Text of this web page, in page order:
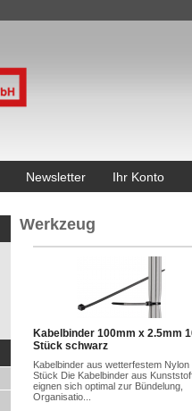
Newsletter Ihr Konto
Werkzeug
Kabelbinder 100mm x 2.5mm
Stück schwarz
Kabelbinder aus wetterfestem Nylon
Stück Die Kabelbinder aus
eignen sich optimal zur Bündelung,
Organisatio...